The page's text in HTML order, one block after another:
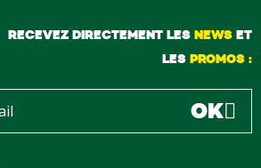
RECEVEZ DIRECTEMENT LES NEWSET
LES PROMOS :
OK